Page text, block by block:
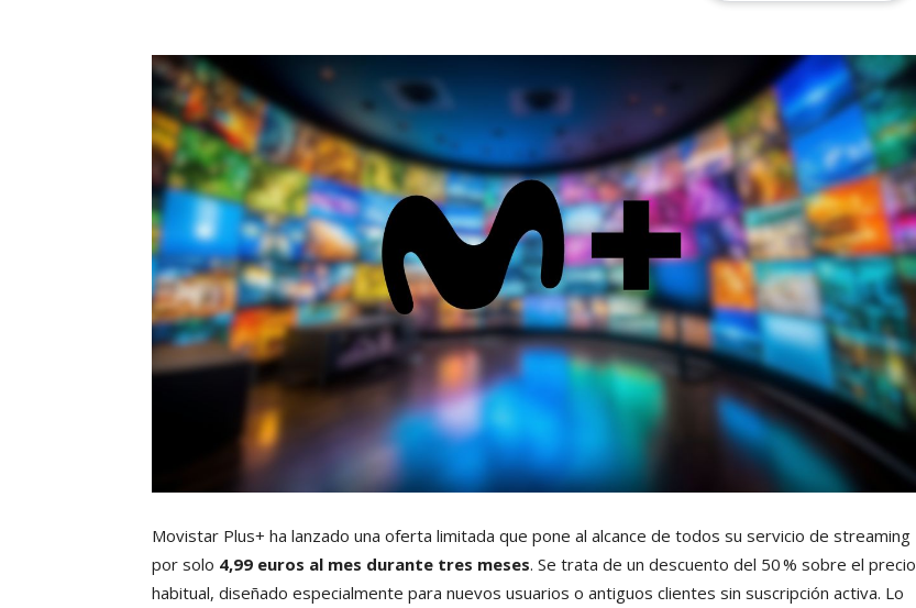
Movistar Plus+ ha lanzado una oferta limitada que pone al alcance de todos su servicio de streaming
por solo 4,99 euros al mes durante tres meses. Se trata de un descuento del 50 % sobre el precio
habitual, diseñado especialmente para nuevos usuarios o antiguos clientes sin suscripción activa. Lo